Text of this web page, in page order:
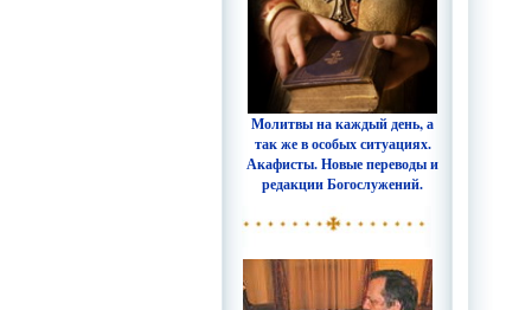
Молитвы на каждый день, а
так же в особых ситуациях.
Акафисты. Новые переводы и
редакции Богослужений.